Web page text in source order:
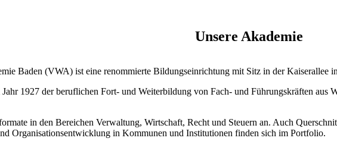
Unsere Akademie
Baden (VWA) ist eine renommierte Bildungseinrichtung mit Sitz in der Kaiserallee
1927 der beruflichen Fort- und Weiterbildung von Fach- und Führungskräften aus
in den Bereichen Verwaltung, Wirtschaft, Recht und Steuern an. Auch
Organisationsentwicklung in Kommunen und Institutionen finden sich im Portfolio.